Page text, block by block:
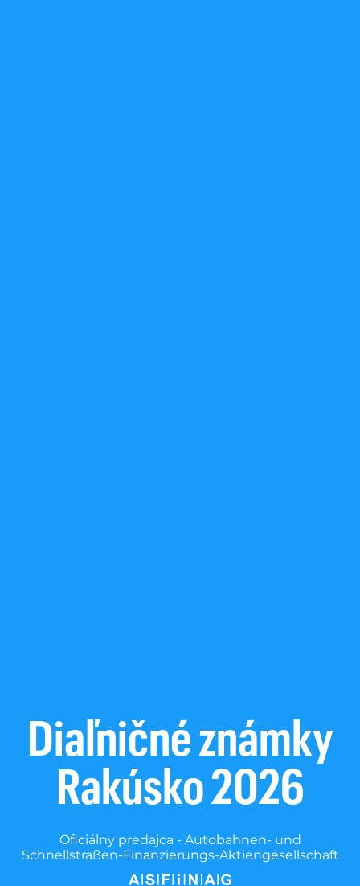
Diaľničné známky
Rakúsko 2026
Oficiálny predajca - Autobahnen- und
Schnellstraßen-Finanzierungs-Aktiengesellschaft